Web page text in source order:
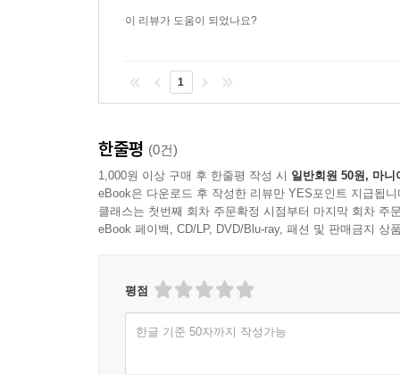
주지육림 자본주의를 굴려가기 위한 숱한 접대
어렵지 않다. 여성들이 일하기 어려운 조직은 남
넷째, 토호들의 ‘짝패’ 자본주의를 타파해야 한다.
한국 기업들은 지역과 잘 지내는 법을 모른다. 현
스스로 필승전략이라고 자화자찬하는 이 전략
존재’가 되는 것은 위기 국면의 한국 자본주의
때문이다. 기업끼리의 경쟁이라는 관점에서 본
기업으로 분화될 것이다. 풀뿌리 민주주의가 더
이 리뷰가 도움이 되었나요?
1
한줄평 (0건)
1,000원 이상 구매 후 한줄평 작성 시 일반회원 50원, 마니
eBook은 다운로드 후 작성한 리뷰만 YES포인트 지급됩니
클래스는 첫번째 회차 주문확정 시점부터 마지막 회차 주
eBook 페이백, CD/LP, DVD/Blu-ray, 패션 및 판매금지 상
평점
한글 기준 50자까지 작성가능